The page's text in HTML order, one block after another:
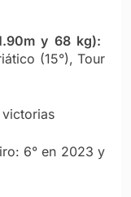
y 68 kg):
(15°), Tour
6° en 2023 y